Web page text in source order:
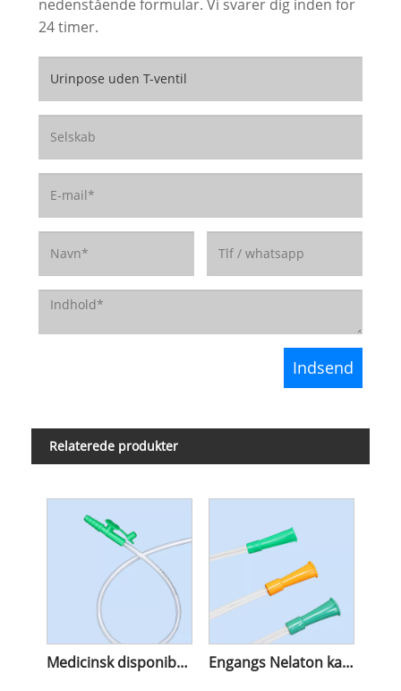
nedenstående formular. Vi svarer dig inden for
24 timer.
Relaterede produkter
Medicinsk disponibel sugekateter Engangs Nelaton kateter